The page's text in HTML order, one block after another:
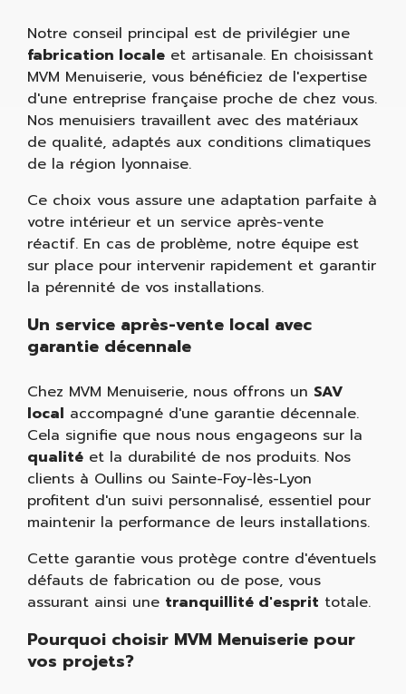
Notre conseil principal est de privilégier une
fabrication localeet artisanale. En choisissant
MVM Menuiserie, vous bénéficiez de l'expertise
d'une entreprise française proche de chez vous.
Nos menuisiers travaillent avec des matériaux
de qualité, adaptés aux conditions climatiques
de la région lyonnaise.
Ce choix vous assure une adaptation parfaite à
votre intérieur et un service après-vente
réactif. En cas de problème, notre équipe est
sur place pour intervenir rapidement et garantir
la pérennité de vos installations.
Un service après-vente local avec
garantie décennale
Chez MVM Menuiserie, nous offrons un SAV
local accompagné d'une garantie décennale.
Cela signifie que nous nous engageons sur la
qualitéet la durabilité de nos produits. Nos
clients à Oullins ou Sainte-Foy-lès-Lyon
profitent d'un suivi personnalisé, essentiel pour
maintenir la performance de leurs installations.
Cette garantie vous protège contre d'éventuels
défauts de fabrication ou de pose, vous
assurant ainsi une tranquillité d'esprit totale.
Pourquoi choisir MVM Menuiserie pour
vos projets?